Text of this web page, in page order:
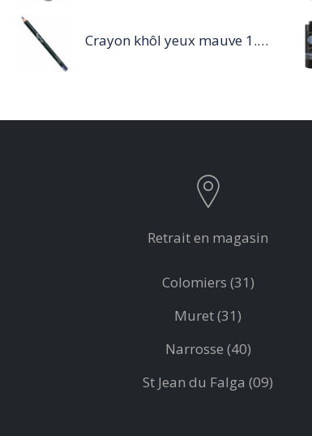
Crayon khôl yeux mauve 1.14g
Retrait en magasin
Colomiers (31)
Muret (31)
Narrosse (40)
St Jean du Falga (09)